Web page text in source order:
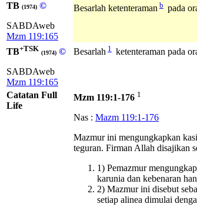
TB (1974) ©
SABDAweb
Mzm 119:165
Besarlah ketenteraman b pada
TB+TSK (1974) ©
SABDAweb
Mzm 119:165
Besarlah 1 ketenteraman pada
Catatan Full
Life
Mzm 119:1-176 1
Nas : Mazm 119:1-176
Mazmur ini mengungkapkan
teguran. Firman Allah disajikan
1) Pemazmur
karunia dan kebenaran
2) Mazmur ini disebut
setiap alinea dimulai